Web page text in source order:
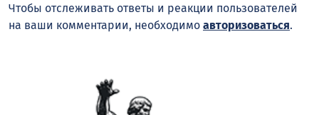
Чтобы отслеживать ответы и реакции пользователей
на ваши комментарии, необходимо авторизоваться.